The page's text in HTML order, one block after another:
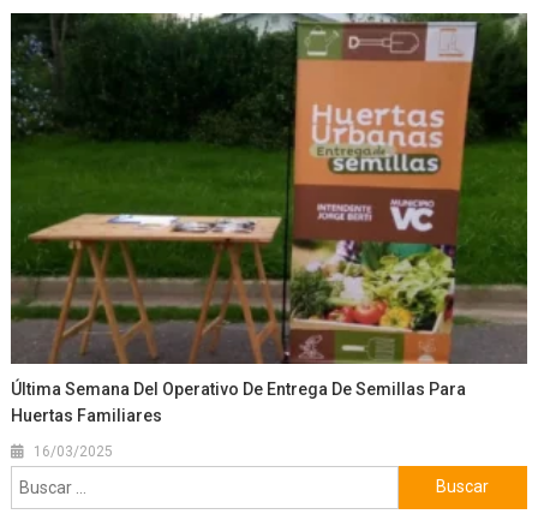
Última Semana Del Operativo De Entrega De Semillas Para
Huertas Familiares
16/03/2025
Buscar: